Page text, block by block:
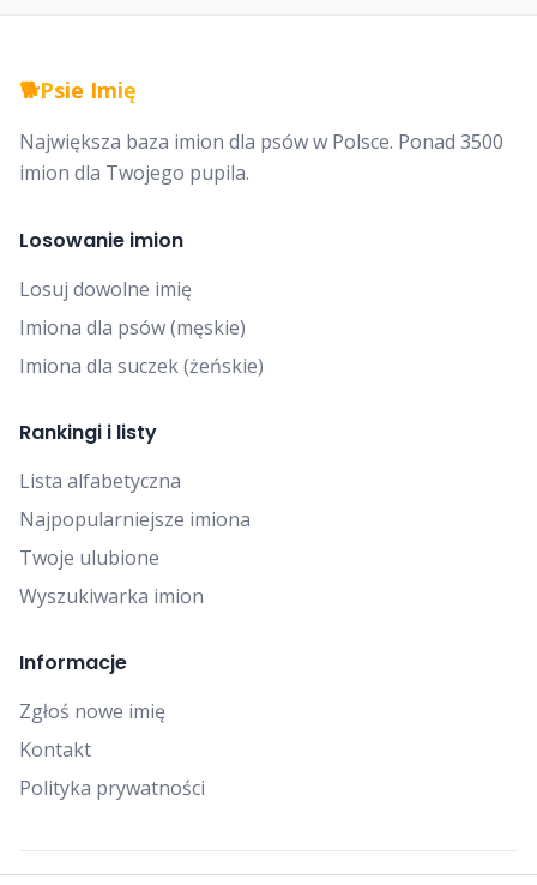
🐕Psie Imię
Największa baza imion dla psów w Polsce. Ponad 3500
imion dla Twojego pupila.
Losowanie imion
Losuj dowolne imię
Imiona dla psów (męskie)
Imiona dla suczek (żeńskie)
Rankingi i listy
Lista alfabetyczna
Najpopularniejsze imiona
Twoje ulubione
Wyszukiwarka imion
Informacje
Zgłoś nowe imię
Kontakt
Polityka prywatności